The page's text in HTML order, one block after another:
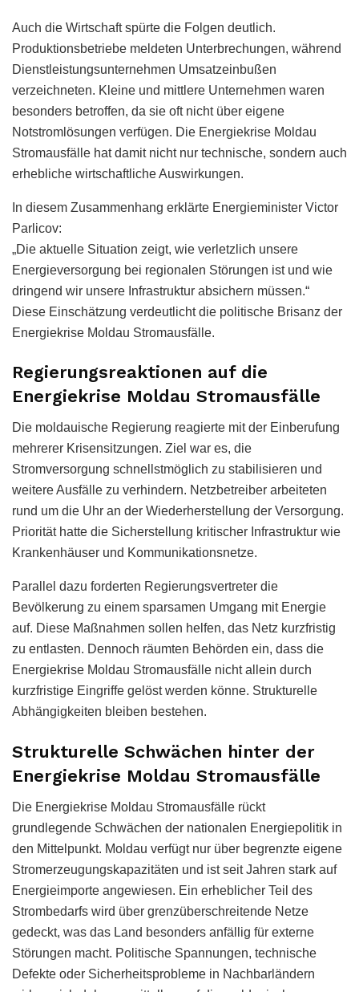
Auch die Wirtschaft spürte die Folgen deutlich.
Produktionsbetriebe meldeten Unterbrechungen, während
Dienstleistungsunternehmen Umsatzeinbußen
verzeichneten. Kleine und mittlere Unternehmen waren
besonders betroffen, da sie oft nicht über eigene
Notstromlösungen verfügen. Die Energiekrise Moldau
Stromausfälle hat damit nicht nur technische, sondern auch
erhebliche wirtschaftliche Auswirkungen.
In diesem Zusammenhang erklärte Energieminister Victor
Parlicov:
„Die aktuelle Situation zeigt, wie verletzlich unsere
Energieversorgung bei regionalen Störungen ist und wie
dringend wir unsere Infrastruktur absichern müssen.“
Diese Einschätzung verdeutlicht die politische Brisanz der
Energiekrise Moldau Stromausfälle.
Regierungsreaktionen auf die
Energiekrise Moldau Stromausfälle
Die moldauische Regierung reagierte mit der Einberufung
mehrerer Krisensitzungen. Ziel war es, die
Stromversorgung schnellstmöglich zu stabilisieren und
weitere Ausfälle zu verhindern. Netzbetreiber arbeiteten
rund um die Uhr an der Wiederherstellung der Versorgung.
Priorität hatte die Sicherstellung kritischer Infrastruktur wie
Krankenhäuser und Kommunikationsnetze.
Parallel dazu forderten Regierungsvertreter die
Bevölkerung zu einem sparsamen Umgang mit Energie
auf. Diese Maßnahmen sollen helfen, das Netz kurzfristig
zu entlasten. Dennoch räumten Behörden ein, dass die
Energiekrise Moldau Stromausfälle nicht allein durch
kurzfristige Eingriffe gelöst werden könne. Strukturelle
Abhängigkeiten bleiben bestehen.
Strukturelle Schwächen hinter der
Energiekrise Moldau Stromausfälle
Die Energiekrise Moldau Stromausfälle rückt
grundlegende Schwächen der nationalen Energiepolitik in
den Mittelpunkt. Moldau verfügt nur über begrenzte eigene
Stromerzeugungskapazitäten und ist seit Jahren stark auf
Energieimporte angewiesen. Ein erheblicher Teil des
Strombedarfs wird über grenzüberschreitende Netze
gedeckt, was das Land besonders anfällig für externe
Störungen macht. Politische Spannungen, technische
Defekte oder Sicherheitsprobleme in Nachbarländern